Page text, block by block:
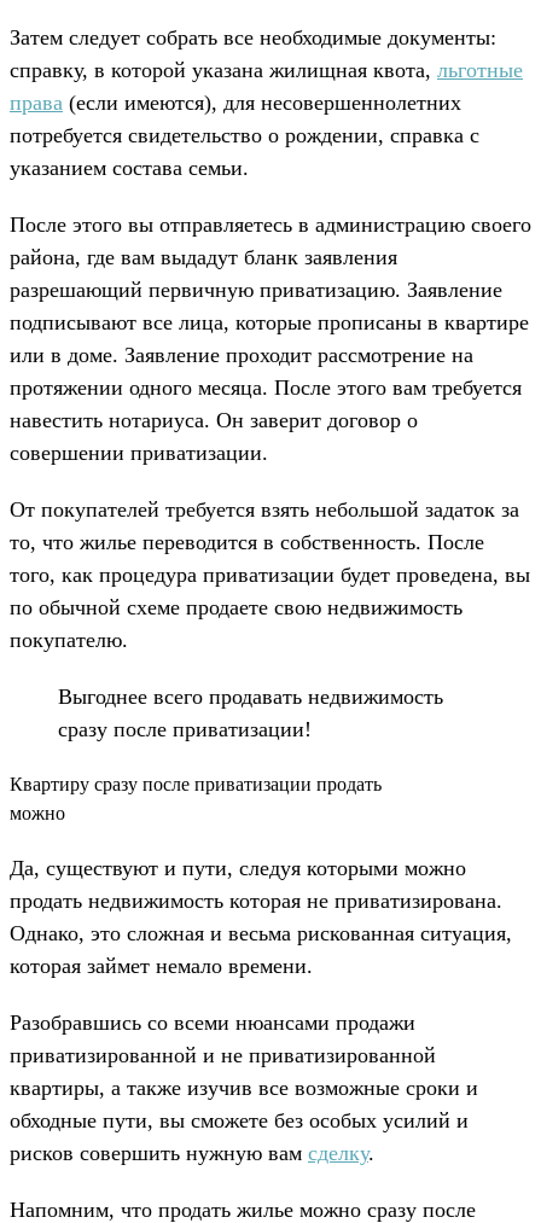
Затем следует собрать все необходимые документы:
справку, в которой указана жилищная квота, льготные
права (если имеются), для несовершеннолетних
потребуется свидетельство о рождении, справка с
указанием состава семьи.
После этого вы отправляетесь в администрацию своего
района, где вам выдадут бланк заявления
разрешающий первичную приватизацию. Заявление
подписывают все лица, которые прописаны в квартире
или в доме. Заявление проходит рассмотрение на
протяжении одного месяца. После этого вам требуется
навестить нотариуса. Он заверит договор о
совершении приватизации.
От покупателей требуется взять небольшой задаток за
то, что жилье переводится в собственность. После
того, как процедура приватизации будет проведена, вы
по обычной схеме продаете свою недвижимость
покупателю.
Выгоднее всего продавать недвижимость
сразу после приватизации!
Квартиру сразу после приватизации продать
можно
Да, существуют и пути, следуя которыми можно
продать недвижимость которая не приватизирована.
Однако, это сложная и весьма рискованная ситуация,
которая займет немало времени.
Разобравшись со всеми нюансами продажи
приватизированной и не приватизированной
квартиры, а также изучив все возможные сроки и
обходные пути, вы сможете без особых усилий и
рисков совершить нужную вам сделку.
Напомним, что продать жилье можно сразу после